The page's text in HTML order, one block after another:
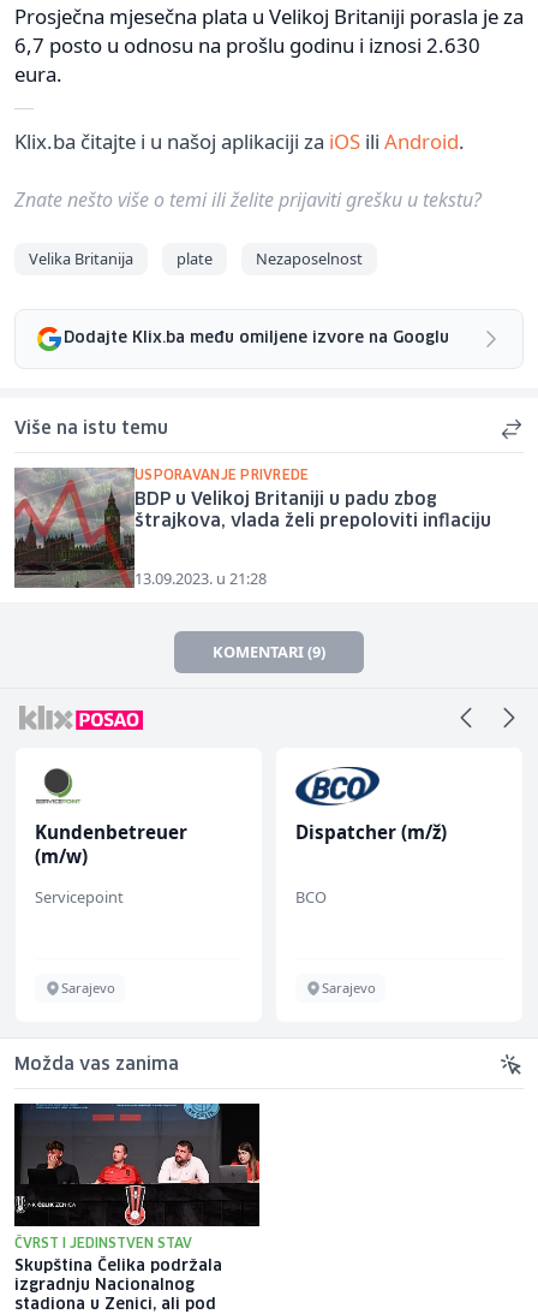
Prosječna mjesečna plata u Velikoj Britaniji porasla je za
6,7 posto u odnosu na prošlu godinu i iznosi 2.630
eura.
Klix.ba čitajte i u našoj aplikaciji za iOS ili Android.
Znate nešto više o temi ili želite prijaviti grešku u tekstu?
Velika Britanija plate Nezaposelnost
Dodajte Klix.ba među omiljene izvore na Googlu
Više na istu temu
USPORAVANJE PRIVREDE
BDP u Velikoj Britaniji u padu zbog
štrajkova, vlada želi prepoloviti inflaciju
13.09.2023. u 21:28
KOMENTARI (9)
Kundenbetreuer
(m/w)
Servicepoint
Sarajevo
Dispatcher (m/ž)
BCO
Sarajevo
Možda vas zanima
ČVRST I JEDINSTVEN STAV
Skupština Čelika podržala
izgradnju Nacionalnog
stadiona u Zenici, ali pod